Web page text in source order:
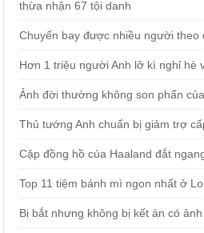
thừa nhận 67 tội danh
Chuyến bay được nhiều người theo
Hơn 1 triệu người Anh lỡ kì nghỉ hè
Ảnh đời thường không son phấn
Thủ tướng Anh chuẩn bị giảm trợ
Cặp đồng hồ của Haaland đắt
Top 11 tiệm bánh mì ngon nhất ở
Bị bắt nhưng không bị kết án có